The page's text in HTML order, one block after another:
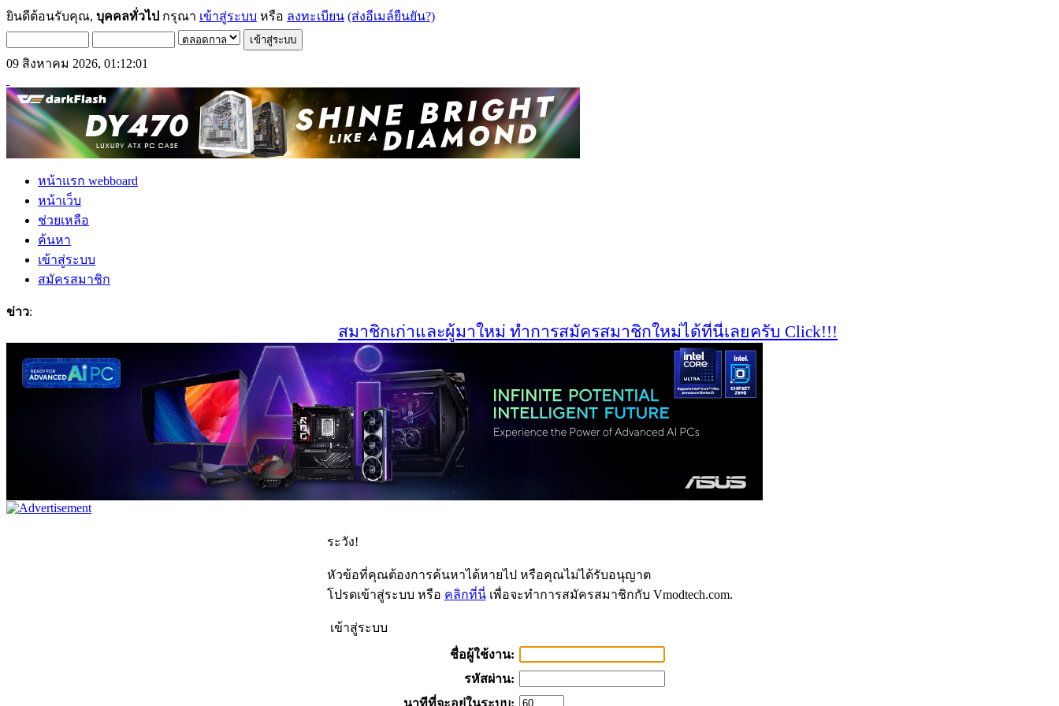
ยินดีต้อนรับคุณ, บุคคลทั่วไป กรุณา เข้าสู่ระบบ หรือ ลงทะเบียน (ส่งอีเมล์ยืนยัน?)
09 สิงหาคม 2026, 01:12:01
หน้าแรก webboard
หน้าเว็บ
ช่วยเหลือ
ค้นหา
เข้าสู่ระบบ
สมัครสมาชิก
ข่าว:
สมาชิกเก่าและผู้มาใหม่ ทำการสมัครสมาชิกใหม่ได้ที่นี่เลยครับ Click!!!
ระวัง!
หัวข้อที่คุณต้องการค้นหาได้หายไป หรือคุณไม่ได้รับอนุญาต
โปรดเข้าสู่ระบบ หรือ คลิกที่นี่เพื่อจะทำการสมัครสมาชิกกับ Vmodtech.com.
เข้าสู่ระบบ
ชื่อผู้ใช้งาน:
รหัสผ่าน:
นาทีที่จะอยู่ในระบบ: